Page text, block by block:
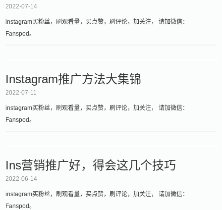
2022-07-14
instagram买粉丝，刷观看量，买点赞，刷评论，加关注， 请加微信：
Fanspod。
Instagram推广方法大集锦
2022-07-11
instagram买粉丝，刷观看量，买点赞，刷评论，加关注， 请加微信：
Fanspod。
Ins营销推广好，得会这几个技巧
2022-06-14
instagram买粉丝，刷观看量，买点赞，刷评论，加关注， 请加微信：
Fanspod。